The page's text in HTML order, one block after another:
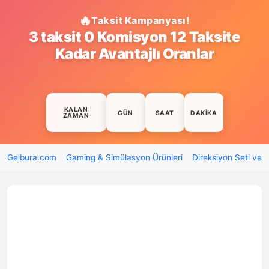
Taksit Kampanyası!
3 taksit 0 Komisyon 12 Taksite
Kadar Avantajlı Oranlar
KALAN
ZAMAN GÜN SAAT DAKIKA
Gelbura.com Gaming & Simülasyon Ürünleri Direksiyon Seti ve